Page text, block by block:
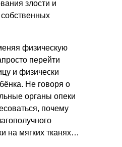
злости и
физическую
перейти
и физически
Не говоря о
органы опеки
почему
на мягких тканях…